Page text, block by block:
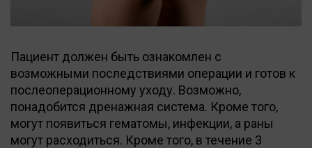
Пациент должен быть ознакомлен с
возможными последствиями операции и готов к
послеоперационному уходу. Возможно,
понадобится дренажная система. Кроме того,
могут появиться гематомы, инфекции, а раны
могут расходиться. Кроме того, в течение 3